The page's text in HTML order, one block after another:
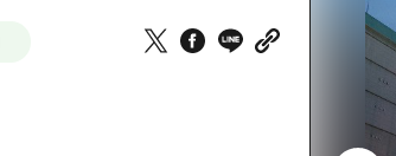
アート
Dive!
広島も
あたら
アク
二
施
お